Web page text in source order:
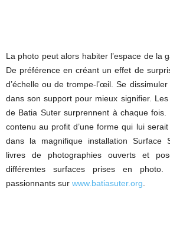
La photo peut alors habiter l’espace de la
De préférence en créant un effet de
d’échelle ou de trompe-l’œil. Se
dans son support pour mieux signifier.
de Batia Suter surprennent à chaque
contenu au profit d’une forme qui lui
dans la magnifique installation Surface
livres de photographies ouverts et
différentes surfaces prises en photo.
passionnants sur www.batiasuter.org